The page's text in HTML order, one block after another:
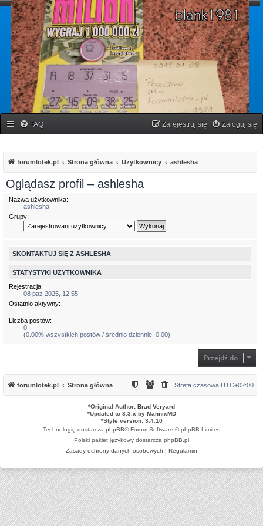
forumlotek.pl
Forum gier liczbowych
FAQ Zaloguj się
Zarejestruj się
forumlotek.pl Strona główna Użytkownicy ashlesha
Oglądasz profil – ashlesha
Nazwa użytkownika:
ashlesha
Grupy:
SKONTAKTUJ SIĘ Z ASHLESHA
STATYSTYKI UŻYTKOWNIKA
Rejestracja:
08 paź 2025, 12:55
Ostatnio aktywny:
-
Liczba postów:
0
(0.00% wszystkich postów / średnio dziennie: 0.00)
Przejdź do
forumlotek.pl Strona główna Strefa czasowa UTC+02:00
*Original Author: Brad Veryard
*Updated to 3.3.x by MannixMD
*Style version: 3.4.10
Technologię dostarcza phpBB® Forum Software © phpBB Limited
Polski pakiet językowy dostarcza phpBB.pl
Zasady ochrony danych osobowych | Regulamin